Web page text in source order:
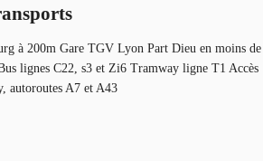
à 200m Gare TGV Lyon Part Dieu en moins de
lignes C22, s3 et Zi6 Tramway ligne T1 Accès
autoroutes A7 et A43